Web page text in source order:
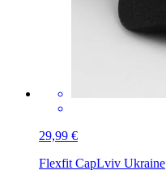
29,99 €
Flexfit CapLviv Ukraine